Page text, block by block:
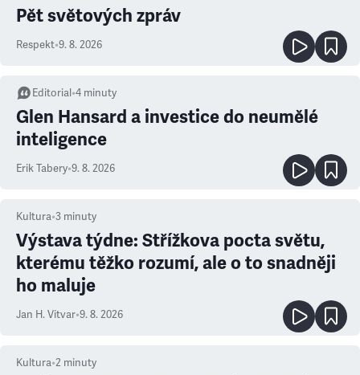
Pět světových zpráv
Respekt•9. 8. 2026
Editorial •4 minuty
Glen Hansard a investice do neumělé
inteligence
Erik Tabery•9. 8. 2026
Kultura•3 minuty
Výstava týdne: Střížkova pocta světu,
kterému těžko rozumí, ale o to snadněji
ho maluje
Jan H. Vitvar•9. 8. 2026
Kultura•2 minuty